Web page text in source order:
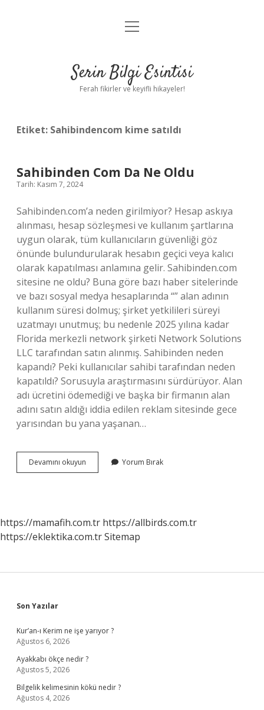
Anasayfa
Yasal Uyarı
menüyü
Serin Bilgi Esintisi
Ferah fikirler ve keyifli hikayeler!
Etiket: Sahibindencom kime satıldı
Sahibinden Com Da Ne Oldu
Tarih: Kasım 7, 2024
Sahibinden.com’a neden girilmiyor? Hesap askıya
alınması, hesap sözleşmesi ve kullanım şartlarına
uygun olarak, tüm kullanıcıların güvenliği göz
önünde bulundurularak hesabın geçici veya kalıcı
olarak kapatılması anlamına gelir. Sahibinden.com
sitesine ne oldu? Buna göre bazı haber sitelerinde
ve bazı sosyal medya hesaplarında “” alan adının
kullanım süresi dolmuş; şirket yetkilileri süreyi
uzatmayı unutmuş; bu nedenle 2025 yılına kadar
Florida merkezli network şirketi Network Solutions
LLC tarafından satın alınmış. Sahibinden neden
kapandı? Peki kullanıcılar sahibi tarafından neden
kapatıldı? Sorusuyla araştırmasını sürdürüyor. Alan
adı ücretini ödemediği ve başka bir firmanın alan
adını satın aldığı iddia edilen reklam sitesinde gece
yarısından bu yana yaşanan…
Devamını okuyun Sahibinden
Com
Yorum Bırak
https://mamafih.com.tr https://allbirds.com.tr
https://eklektika.com.trSitemap
Sidebar
Son Yazılar
Kur’an-ı Kerim ne işe yarıyor ?
Ağustos 6, 2026
Ayakkabı ökçe nedir ?
Ağustos 5, 2026
Bilgelik kelimesinin kökü nedir ?
Ağustos 4, 2026